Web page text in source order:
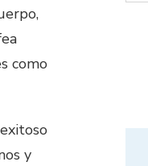
como
y